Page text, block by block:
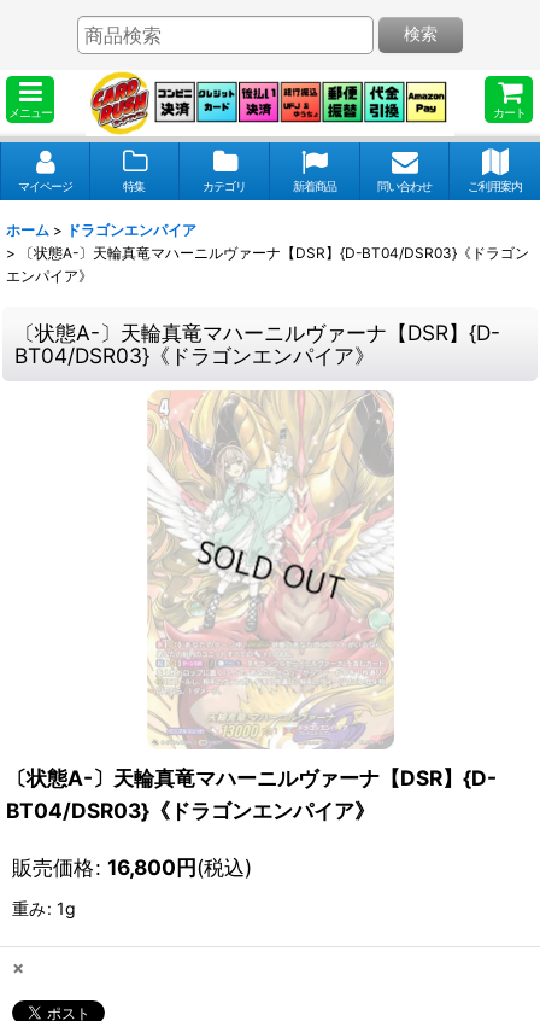
メニュー カート
検索
マイページ 特集 カテゴリ 新着商品 問い合わせ ご利用案内
ホーム > ドラゴンエンパイア
>
〔状態A-〕天輪真竜マハーニルヴァーナ【DSR】{D-BT04/DSR03}《ドラゴン
エンパイア》
〔状態A-〕天輪真竜マハーニルヴァーナ【DSR】{D-
BT04/DSR03}《ドラゴンエンパイア》
〔状態A-〕天輪真竜マハーニルヴァーナ【DSR】{D-
BT04/DSR03}《ドラゴンエンパイア》
販売価格: 16,800円(税込)
重み: 1g
×